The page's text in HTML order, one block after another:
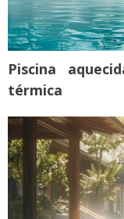
Piscina
térmica